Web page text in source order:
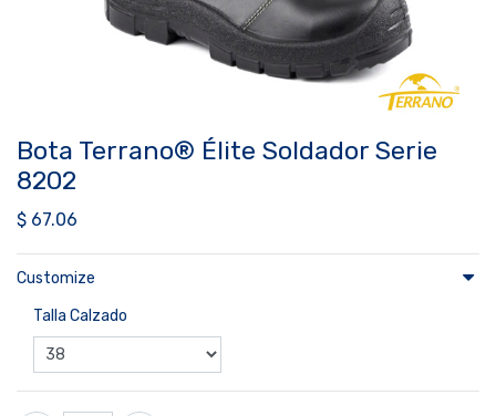
Bota Terrano® Élite Soldador Serie
8202
$ 67.06
Customize
Talla Calzado